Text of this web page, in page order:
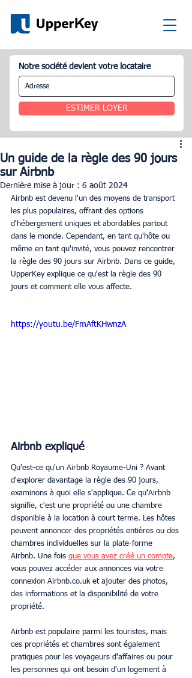
Notre société devient votre locataire
ESTIMER LOYER
Un guide de la règle des 90 jours
sur Airbnb
Dernière mise à jour : 6 août 2024
Airbnb est devenu l'un des moyens de transport
les plus populaires, offrant des options
d'hébergement uniques et abordables partout
dans le monde. Cependant, en tant qu'hôte ou
même en tant qu'invité, vous pouvez rencontrer
la règle des 90 jours sur Airbnb. Dans ce guide,
UpperKey explique ce qu'est la règle des 90
jours et comment elle vous affecte.
https://youtu.be/FmAftKHwnzA
Airbnb expliqué
Qu'est-ce qu'un Airbnb Royaume-Uni ? Avant
d'explorer davantage la règle des 90 jours,
examinons à quoi elle s'applique. Ce qu'Airbnb
signifie, c'est une propriété ou une chambre
disponible à la location à court terme. Les hôtes
peuvent annoncer des propriétés entières ou des
chambres individuelles sur la plate-forme
Airbnb. Une fois que vous avez créé un compte,
vous pouvez accéder aux annonces via votre
connexion Airbnb.co.uk et ajouter des photos,
des informations et la disponibilité de votre
propriété.
Airbnb est populaire parmi les touristes, mais
ces propriétés et chambres sont également
pratiques pour les voyageurs d'affaires ou pour
les personnes qui ont besoin d'un logement à